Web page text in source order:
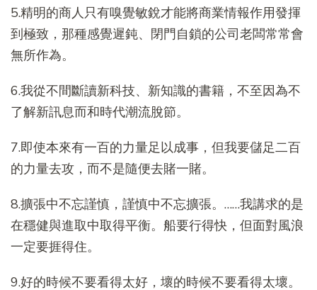
5.精明的商人只有嗅覺敏銳才能將商業情報作用發揮
到極致，那種感覺遲鈍、閉門自鎖的公司老闆常常會
無所作為。
6.我從不間斷讀新科技、新知識的書籍，不至因為不
了解新訊息而和時代潮流脫節。
7.即使本來有一百的力量足以成事，但我要儲足二百
的力量去攻，而不是隨便去賭一賭。
8.擴張中不忘謹慎，謹慎中不忘擴張。……我講求的是
在穩健與進取中取得平衡。船要行得快，但面對風浪
一定要捱得住。
9.好的時候不要看得太好，壞的時候不要看得太壞。